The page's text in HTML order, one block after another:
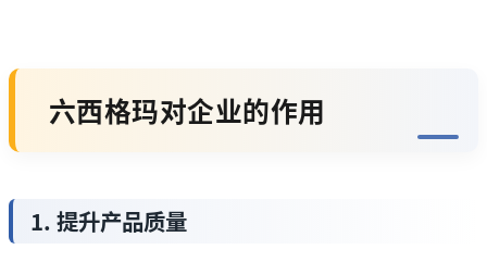
六西格玛对企业的作用
1. 提升产品质量